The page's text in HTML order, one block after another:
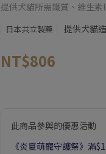
提供犬貓所需鐵質、維生
日本共立製藥 提供犬貓
NT$806
此商品參與的優惠活動
《炎夏萌寵守護祭》滿